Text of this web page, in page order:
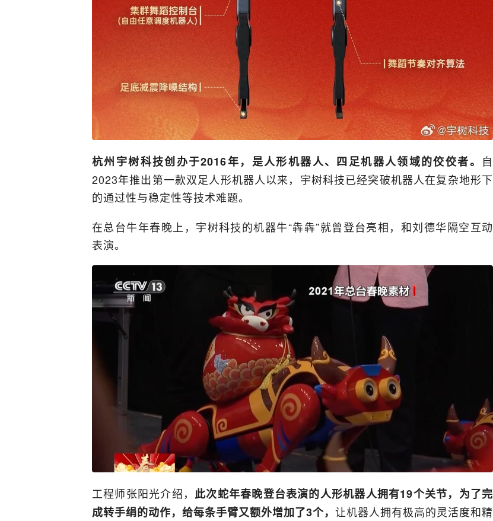
杭州宇树科技创办于2016年，是人形机器人、四足机器人领域的佼佼者。
自
2023年推出第一款双足人形机器人以来，宇树科技已经突破机器人在复杂地形下
的通过性与稳定性等技术难题。
在总台牛年春晚上，宇树科技的机器牛“犇犇”就曾登台亮相，和刘德华隔空互动
表演。
工程师张阳光介绍， 此次蛇年春晚登台表演的人形机器人拥有19个关节，为了完
成转手绢的动作，给每条手臂又额外增加了3个， 让机器人拥有极高的灵活度和精